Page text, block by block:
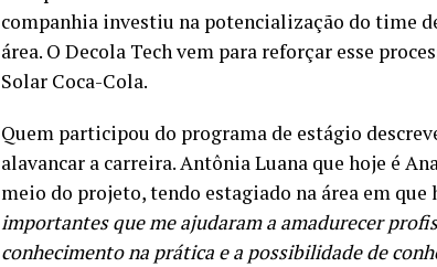
companhia investiu na potencialização do time
área. O Decola Tech vem para reforçar esse
Solar Coca-Cola.
Quem participou do programa de estágio
alavancar a carreira. Antônia Luana que hoje é
meio do projeto, tendo estagiado na área em que
importantes que me ajudaram a amadurecer
conhecimento na prática e a possibilidade de